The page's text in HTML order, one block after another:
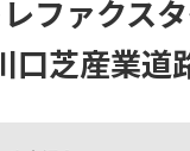
レファクス
口芝産業道